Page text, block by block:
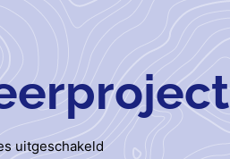
uitgeschakeld